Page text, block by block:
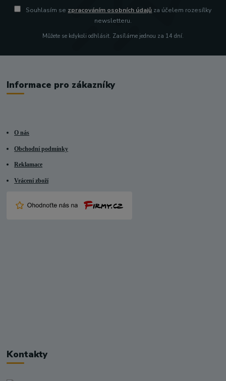
Souhlasím se zpracováním osobních údajů za účelem rozesílky
newsletteru.
Můžete se kdykoli odhlásit. Zasíláme jednou za 14 dní.
Informace pro zákazníky
O nás
Obchodní podmínky
Reklamace
Vrácení zboží
Kontakty